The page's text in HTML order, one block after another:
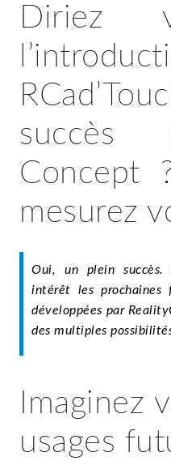
Diriez
succès
Concept
mesurez
Oui, un plein succès.
intérêt les prochaines
développées par
des multiples
Imaginez
usages